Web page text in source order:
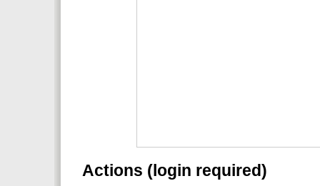
Actions (login required)